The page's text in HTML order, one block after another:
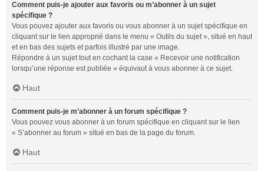
Comment puis-je ajouter aux favoris ou m’abonner à un sujet
spécifique ?
Vous pouvez ajouter aux favoris ou vous abonner à un sujet spécifique en
cliquant sur le lien approprié dans le menu « Outils du sujet », situé en haut
et en bas des sujets et parfois illustré par une image.
Répondre à un sujet tout en cochant la case « Recevoir une notification
lorsqu’une réponse est publiée » équivaut à vous abonner à ce sujet.
Haut
Comment puis-je m’abonner à un forum spécifique ?
Vous pouvez vous abonner à un forum spécifique en cliquant sur le lien
« S’abonner au forum » situé en bas de la page du forum.
Haut